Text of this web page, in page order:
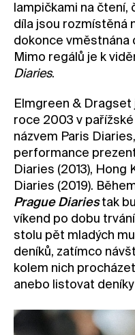
lampičkami na
díla jsou rozmístěná
dokonce vměstnána
Mimo regálů je k
Diaries.
Elmgreen &
roce 2003 v
názvem Paris
performance
Diaries (2013), Hong
Diaries (2019).
Prague Diariestak
víkend po dobu
stolu pět mladých
deníků, zatímco
kolem nich
anebo listovat deníky